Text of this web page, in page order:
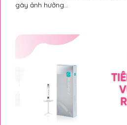
gây ảnh hưởng...